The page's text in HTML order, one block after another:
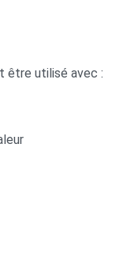
être utilisé avec :